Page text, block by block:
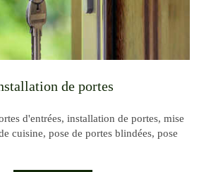
de portes
d'entrées, installation de portes, mise
cuisine, pose de portes blindées, pose